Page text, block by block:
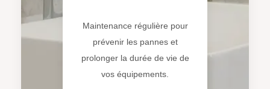
Maintenance régulière pour
prévenir les pannes et
prolonger la durée de vie de
vos équipements.